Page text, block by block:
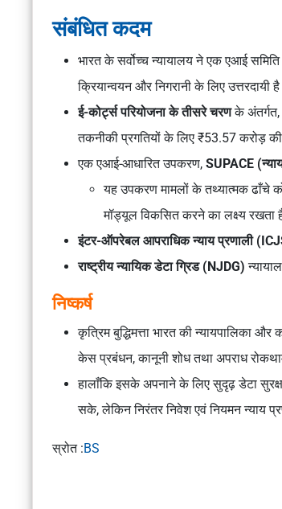
संबंधित कदम
भारत के सर्वोच्च न्यायालय ने एक एआई समिति
क्रियान्वयन और निगरानी के लिए उत्तरदायी
ई-कोर्ट्स परियोजना के तीसरे चरणके अंतर्गत,
तकनीकी प्रगतियों के लिए ₹53.57 करोड़
एक एआई-आधारित उपकरण, SUPACE
यह उपकरण मामलों के तथ्यात्मक ढाँचे
मॉड्यूल विकसित करने का लक्ष्य रखता
इंटर-ऑपरेबल आपराधिक न्याय प्रणाली
राष्ट्रीय न्यायिक डेटा ग्रिड (NJDG)
निष्कर्ष
कृत्रिम बुद्धिमत्ता भारत की न्यायपालिका
केस प्रबंधन, कानूनी शोध तथा अपराध
हालाँकि इसके अपनाने के लिए सुदृढ़ डेटा
सके, लेकिन निरंतर निवेश एवं नियमन न्याय
स्रोत :BS